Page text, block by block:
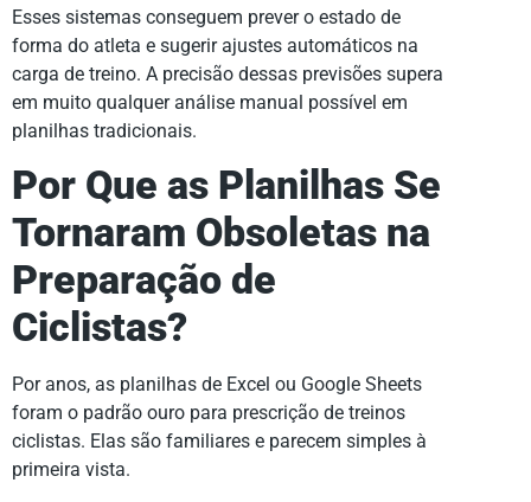
Esses sistemas conseguem prever o estado de
forma do atleta e sugerir ajustes automáticos na
carga de treino. A precisão dessas previsões supera
em muito qualquer análise manual possível em
planilhas tradicionais.
Por Que as Planilhas Se
Tornaram Obsoletas na
Preparação de
Ciclistas?
Por anos, as planilhas de Excel ou Google Sheets
foram o padrão ouro para prescrição de treinos
ciclistas. Elas são familiares e parecem simples à
primeira vista.